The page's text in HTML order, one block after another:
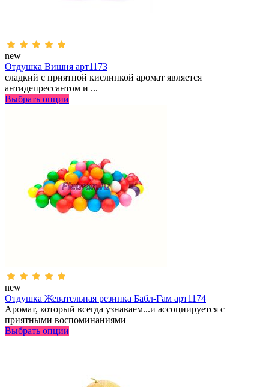
new
Отдушка Вишня арт1173
сладкий с приятной кислинкой аромат является
антидепрессантом и ...
Выбрать опции
new
Отдушка Жевательная резинка Бабл-Гам арт1174
Аромат, который всегда узнаваем...и ассоциируется с
приятными воспоминаниями
Выбрать опции